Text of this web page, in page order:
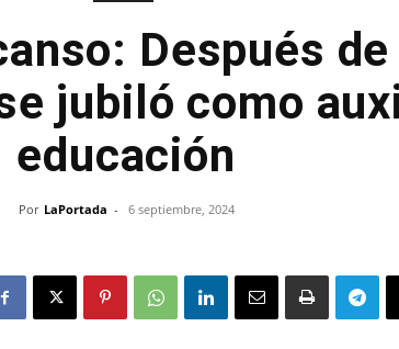
Después
jubiló como
educación
Por LaPortada - 6 septiembre, 2024